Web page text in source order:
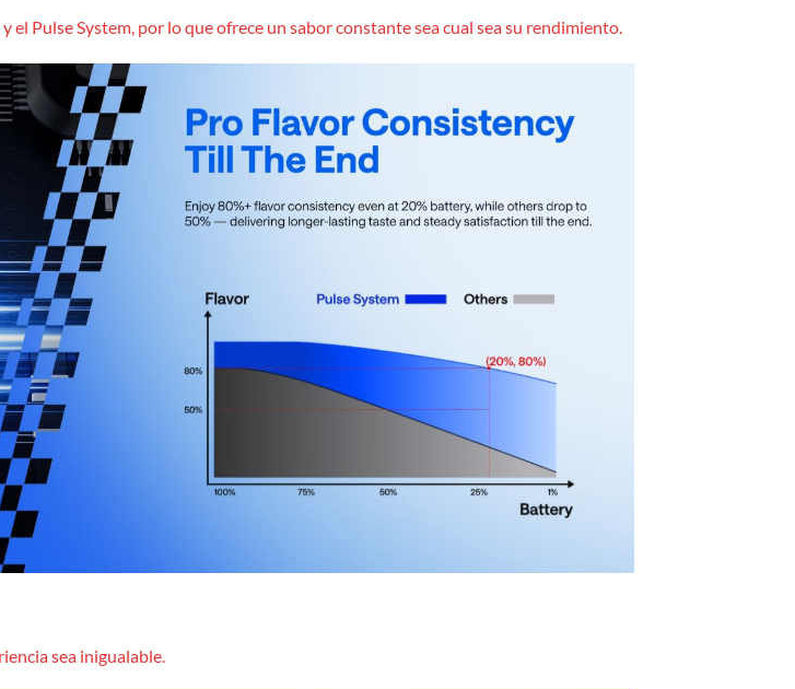
Pulse System, por lo que ofrece un sabor constante sea cual sea su rendimiento.
sea inigualable.